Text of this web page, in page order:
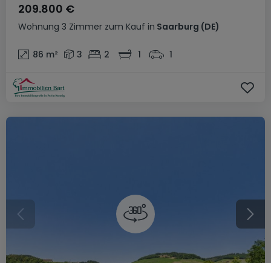
Wohnung 3 Zimmer zum Kauf in Saarburg (DE)
209.800 €
86 m² 3 2 1 1